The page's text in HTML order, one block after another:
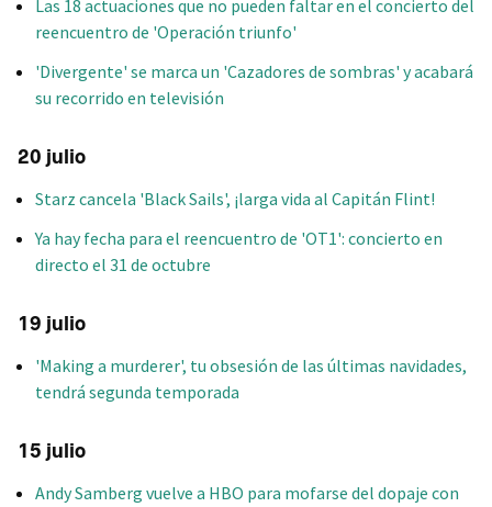
Las 18 actuaciones que no pueden faltar en el concierto del
reencuentro de 'Operación triunfo'
'Divergente' se marca un 'Cazadores de sombras' y acabará
su recorrido en televisión
20 julio
Starz cancela 'Black Sails', ¡larga vida al Capitán Flint!
Ya hay fecha para el reencuentro de 'OT1': concierto en
directo el 31 de octubre
19 julio
'Making a murderer', tu obsesión de las últimas navidades,
tendrá segunda temporada
15 julio
Andy Samberg vuelve a HBO para mofarse del dopaje con